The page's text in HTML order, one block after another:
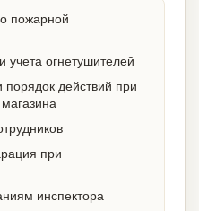
пожарной
учета огнетушителей
порядок действий при
при
инспектора